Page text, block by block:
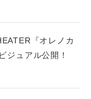
『オレノカ
ジュアル公開！